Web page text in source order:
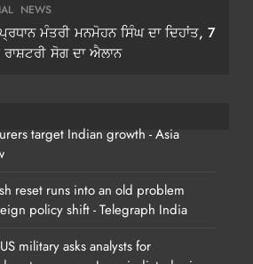
NEWS
ਮੰਤਰੀ ਮਨਮੋਹਨ ਸਿੰਘ ਦਾ ਦਿਹਾਂਤ, 7
ਰਾਸ਼ਟਰੀ ਸੋਗ ਦਾ ਐਲਾਨ
target Indian growth - Asia
reset runs into an old problem
policy shift - Telegraph India
military asks analysts for